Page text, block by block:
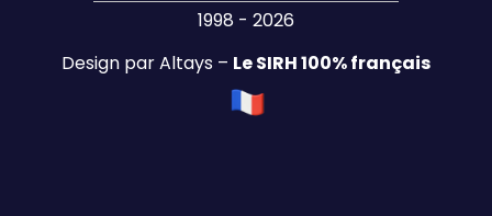
1998 - 2026
Design par Altays – Le SIRH 100% français